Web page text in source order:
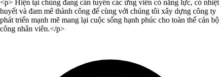
<p> Hiện tại chúng đang cần tuyển các ứng viên có năng lực, có nhiệt
huyết và đam mê thành công để cùng với chúng tôi xây dựng công ty
phát triển mạnh mẽ mang lại cuộc sống hạnh phúc cho toàn thể cán bộ
công nhân viên.</p>